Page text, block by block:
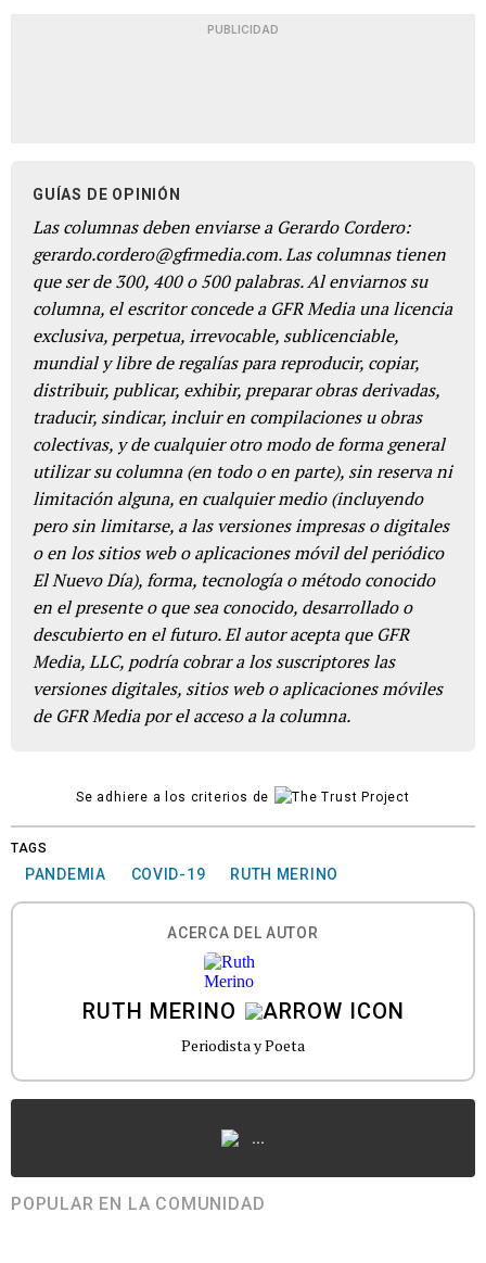
PUBLICIDAD
GUÍAS DE OPINIÓN
Las columnas deben enviarse a Gerardo Cordero:
gerardo.cordero@gfrmedia.com. Las columnas tienen
que ser de 300, 400 o 500 palabras. Al enviarnos su
columna, el escritor concede a GFR Media una licencia
exclusiva, perpetua, irrevocable, sublicenciable,
mundial y libre de regalías para reproducir, copiar,
distribuir, publicar, exhibir, preparar obras derivadas,
traducir, sindicar, incluir en compilaciones u obras
colectivas, y de cualquier otro modo de forma general
utilizar su columna (en todo o en parte), sin reserva ni
limitación alguna, en cualquier medio (incluyendo
pero sin limitarse, a las versiones impresas o digitales
o en los sitios web o aplicaciones móvil del periódico
El Nuevo Día), forma, tecnología o método conocido
en el presente o que sea conocido, desarrollado o
descubierto en el futuro. El autor acepta que GFR
Media, LLC, podría cobrar a los suscriptores las
versiones digitales, sitios web o aplicaciones móviles
de GFR Media por el acceso a la columna.
Se adhiere a los criterios de
TAGS
PANDEMIA COVID-19 RUTH MERINO
ACERCA DEL AUTOR
RUTH MERINO
Periodista y Poeta
...
POPULAR EN LA COMUNIDAD